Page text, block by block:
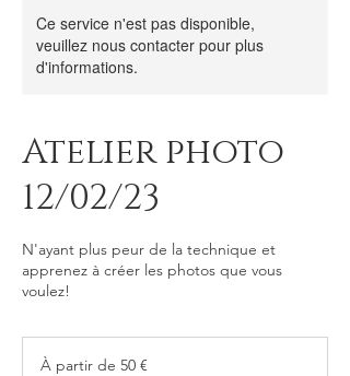
Ce service n'est pas disponible,
veuillez nous contacter pour plus
d'informations.
Atelier photo
12/02/23
N'ayant plus peur de la technique et
apprenez à créer les photos que vous
voulez!
partirÀ partir de 50 €